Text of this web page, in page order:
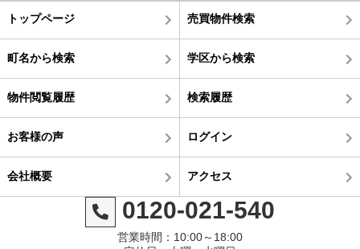
トップページ 売買物件検索
町名から検索 学区から検索
物件閲覧履歴 検索履歴
お客様の声 ログイン
会社概要 アクセス
0120-021-540
営業時間：10:00～18:00